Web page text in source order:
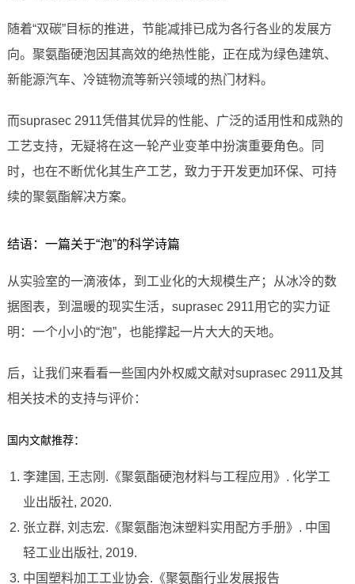
随着“双碳”目标的推进，节能减排已成为各行各业的发展方
向。聚氨酯硬泡因其高效的绝热性能，正在成为绿色建筑、
新能源汽车、冷链物流等新兴领域的热门材料。
而suprasec 2911凭借其优异的性能、广泛的适用性和成熟的
工艺支持，无疑将在这一轮产业变革中扮演重要角色。同
时，也在不断优化其生产工艺，致力于开发更加环保、可持
续的聚氨酯解决方案。
结语：一篇关于“泡”的科学诗篇
从实验室的一滴液体，到工业化的大规模生产；从冰冷的数
据图表，到温暖的现实生活，suprasec 2911用它的实力证
明：一个小小的“泡”，也能撑起一片大大的天地。
后，让我们来看看一些国内外权威文献对suprasec 2911及其
相关技术的支持与评价：
国内文献推荐：
李建国, 王志刚.《聚氨酯硬泡材料与工程应用》. 化学工
业出版社, 2020.
张立群, 刘志宏.《聚氨酯泡沫塑料实用配方手册》. 中国
轻工业出版社, 2019.
中国塑料加工工业协会.《聚氨酯行业发展报告